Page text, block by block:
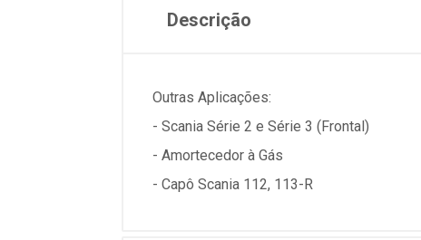
Descrição
Outras Aplicações:
- Scania Série 2 e Série 3 (Frontal)
- Amortecedor à Gás
- Capô Scania 112, 113-R